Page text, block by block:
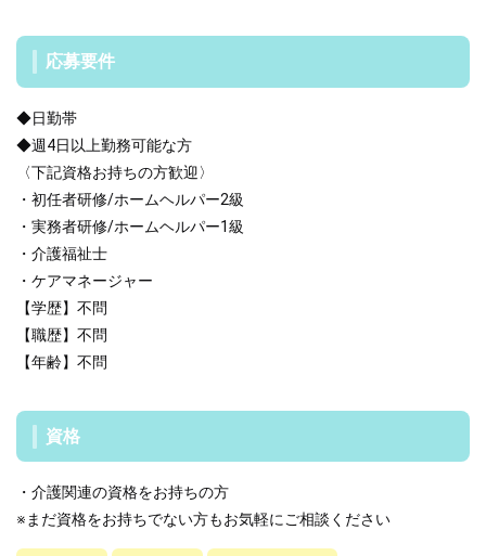
応募要件
◆日勤帯
◆週4日以上勤務可能な方
〈下記資格お持ちの方歓迎〉
・初任者研修/ホームヘルパー2級
・実務者研修/ホームヘルパー1級
・介護福祉士
・ケアマネージャー
【学歴】不問
【職歴】不問
【年齢】不問
資格
・介護関連の資格をお持ちの方
※まだ資格をお持ちでない方もお気軽にご相談ください